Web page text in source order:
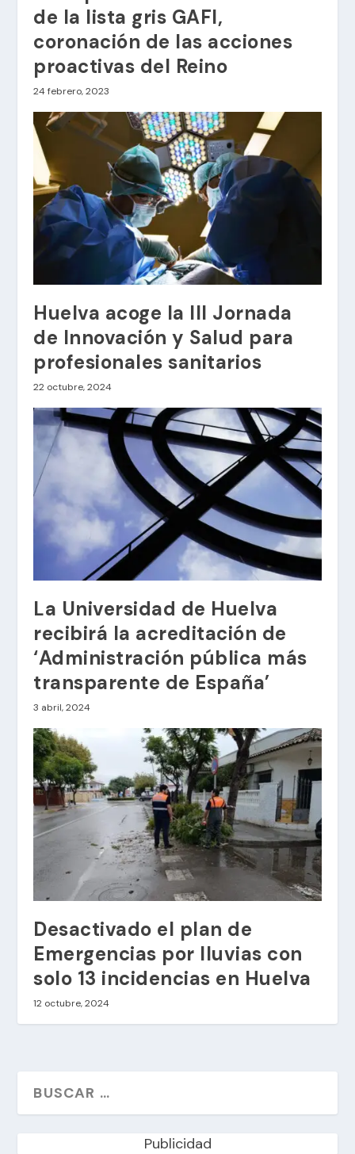
de la lista gris GAFI,
coronación de las acciones
proactivas del Reino
24 febrero, 2023
Huelva acoge la III Jornada
de Innovación y Salud para
profesionales sanitarios
22 octubre, 2024
La Universidad de Huelva
recibirá la acreditación de
‘Administración pública más
transparente de España’
3 abril, 2024
Desactivado el plan de
Emergencias por lluvias con
solo 13 incidencias en Huelva
12 octubre, 2024
Publicidad